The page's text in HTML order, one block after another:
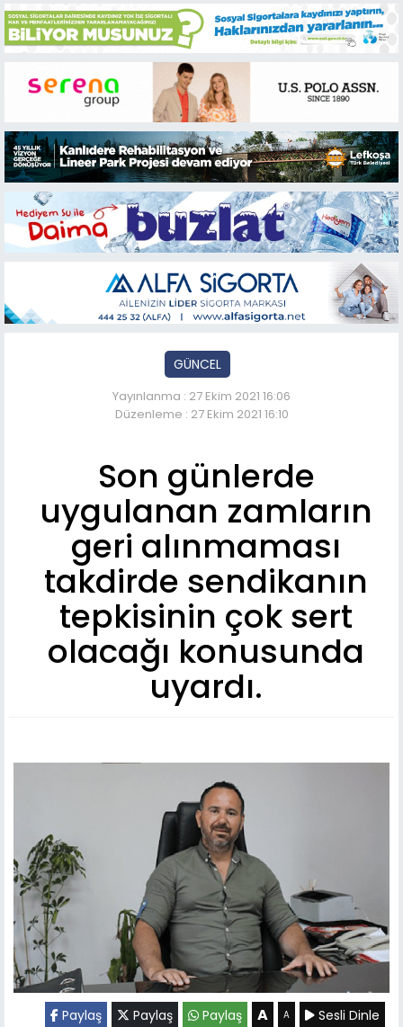
GÜNCEL
Yayınlanma : 27 Ekim 2021 16:06
Düzenleme : 27 Ekim 2021 16:10
Son günlerde
uygulanan zamların
geri alınmaması
takdirde sendikanın
tepkisinin çok sert
olacağı konusunda
uyardı.
Paylaş Paylaş Paylaş A A
Sesli Dinle